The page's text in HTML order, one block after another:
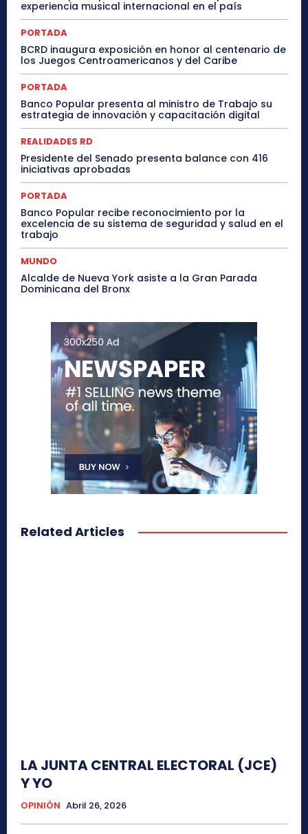
experiencia musical internacional en el país
PORTADA
BCRD inaugura exposición en honor al centenario de
los Juegos Centroamericanos y del Caribe
PORTADA
Banco Popular presenta al ministro de Trabajo su
estrategia de innovación y capacitación digital
REALIDADES RD
Presidente del Senado presenta balance con 416
iniciativas aprobadas
PORTADA
Banco Popular recibe reconocimiento por la
excelencia de su sistema de seguridad y salud en el
trabajo
MUNDO
Alcalde de Nueva York asiste a la Gran Parada
Dominicana del Bronx
Related Articles
LA JUNTA CENTRAL ELECTORAL (JCE)
Y YO
OPINIÓN Abril 26, 2026